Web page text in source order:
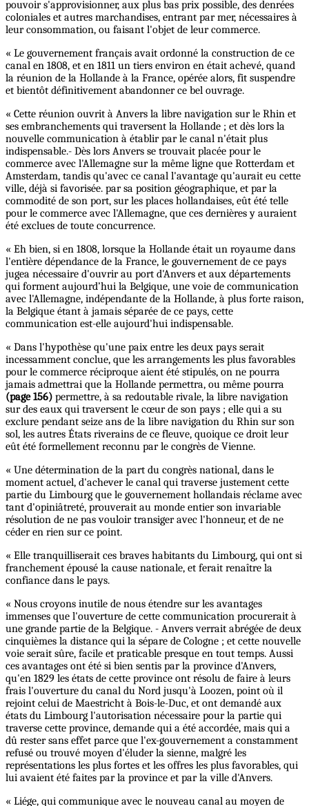
pouvoir s'approvisionner, aux plus bas prix possible, des denrées
coloniales et autres marchandises, entrant par mer, nécessaires à
leur consommation, ou faisant l'objet de leur commerce.
« Le gouvernement français avait ordonné la construction de ce
canal en 1808, et en 1811 un tiers environ en était achevé, quand
la réunion de la Hollande à la France, opérée alors, fit suspendre
et bientôt définitivement abandonner ce bel ouvrage.
« Cette réunion ouvrit à Anvers la libre navigation sur le Rhin et
ses embranchements qui traversent la Hollande ; et dès lors la
nouvelle communication à établir par le canal n'était plus
indispensable.- Dès lors Anvers se trouvait placée pour le
commerce avec l'Allemagne sur la même ligne que Rotterdam et
Amsterdam, tandis qu'avec ce canal l'avantage qu'aurait eu cette
ville, déjà si favorisée. par sa position géographique, et par la
commodité de son port, sur les places hollandaises, eût été telle
pour le commerce avec l'Allemagne, que ces dernières y auraient
été exclues de toute concurrence.
« Eh bien, si en 1808, lorsque la Hollande était un royaume dans
l'entière dépendance de la France, le gouvernement de ce pays
jugea nécessaire d'ouvrir au port d'Anvers et aux départements
qui forment aujourd’hui la Belgique, une voie de communication
avec l'Allemagne, indépendante de la Hollande, à plus forte raison,
la Belgique étant à jamais séparée de ce pays, cette
communication est-elle aujourd'hui indispensable.
« Dans l'hypothèse qu'une paix entre les deux pays serait
incessamment conclue, que les arrangements les plus favorables
pour le commerce réciproque aient été stipulés, on ne pourra
jamais admettrai que la Hollande permettra, ou même pourra
(page 156) permettre, à sa redoutable rivale, la libre navigation
sur des eaux qui traversent le cœur de son pays ; elle qui a su
exclure pendant seize ans de la libre navigation du Rhin sur son
sol, les autres États riverains de ce fleuve, quoique ce droit leur
eût été formellement reconnu par le congrès de Vienne.
« Une détermination de la part du congrès national, dans le
moment actuel, d'achever le canal qui traverse justement cette
partie du Limbourg que le gouvernement hollandais réclame avec
tant d'opiniâtreté, prouverait au monde entier son invariable
résolution de ne pas vouloir transiger avec l'honneur, et de ne
céder en rien sur ce point.
« Elle tranquilliserait ces braves habitants du Limbourg, qui ont si
franchement épousé la cause nationale, et ferait renaître la
confiance dans le pays.
« Nous croyons inutile de nous étendre sur les avantages
immenses que l'ouverture de cette communication procurerait à
une grande partie de la Belgique. - Anvers verrait abrégée de deux
cinquièmes la distance qui la sépare de Cologne ; et cette nouvelle
voie serait sûre, facile et praticable presque en tout temps. Aussi
ces avantages ont été si bien sentis par la province d'Anvers,
qu'en 1829 les états de cette province ont résolu de faire à leurs
frais l'ouverture du canal du Nord jusqu'à Loozen, point où il
rejoint celui de Maestricht à Bois-le-Duc, et ont demandé aux
états du Limbourg l'autorisation nécessaire pour la partie qui
traverse cette province, demande qui a été accordée, mais qui a
dû rester sans effet parce que l'ex-gouvernement a constamment
refusé ou trouvé moyen d'éluder la sienne, malgré les
représentations les plus fortes et les offres les plus favorables, qui
lui avaient été faites par la province et par la ville d'Anvers.
« Liége, qui communique avec le nouveau canal au moyen de